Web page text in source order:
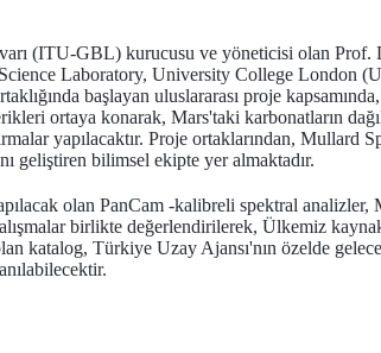
(ITU-GBL) kurucusu ve yöneticisi olan Prof.
Laboratory, University College London
başlayan uluslararası proje
ortaya konarak, Mars'taki karbonatların
yapılacaktır. Proje ortaklarından, Mullard
geliştiren bilimsel ekipte yer almaktadır.
olan PanCam -kalibreli spektral analizler,
birlikte değerlendirilerek, Ülkemiz
katalog, Türkiye Uzay Ajansı'nın özelde